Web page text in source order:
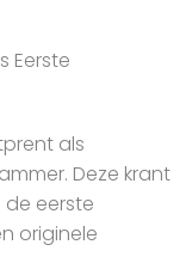
Eerste
als
Deze krant
de eerste
originele